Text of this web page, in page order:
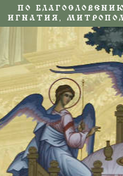
ПО
ИГНАТИЯ,